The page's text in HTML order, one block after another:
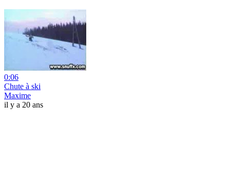
0:06
Chute à ski
Maxime
il y a 20 ans